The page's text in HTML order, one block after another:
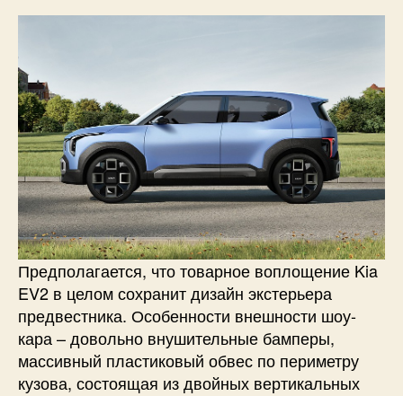
Предполагается, что товарное воплощение Kia
EV2 в целом сохранит дизайн экстерьера
предвестника. Особенности внешности шоу-
кара – довольно внушительные бамперы,
массивный пластиковый обвес по периметру
кузова, состоящая из двойных вертикальных